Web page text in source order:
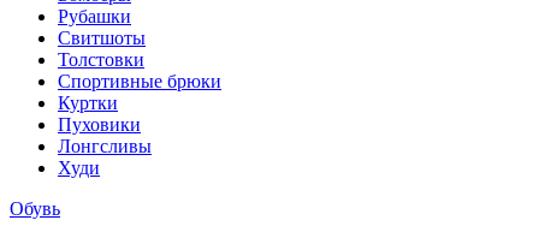
Рубашки
Свитшоты
Толстовки
Спортивные брюки
Куртки
Пуховики
Лонгсливы
Худи
Обувь